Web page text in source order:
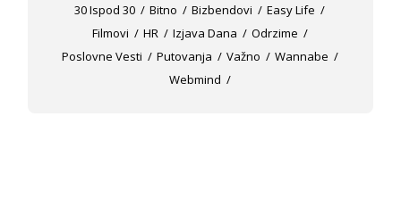
30 Ispod 30 Bitno Bizbendovi
Easy Life
Filmovi
HR Izjava Dana
Odrzime
Poslovne Vesti
Putovanja Važno
Wannabe
Webmind